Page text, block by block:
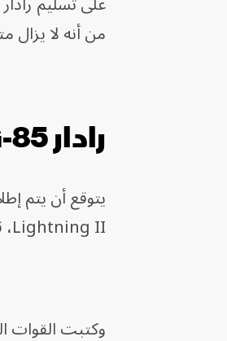
من أنه لا
رادار AN/APG-85
Lightning II، قبل حوالي 9 أشهر من الموعد المخطط له سابقاً.